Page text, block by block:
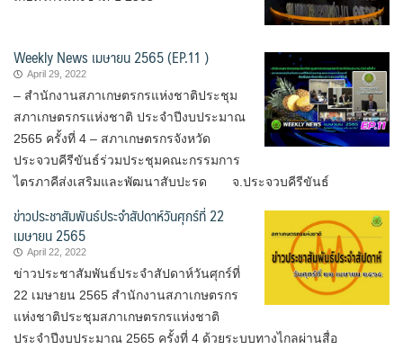
Search
for:
Weekly News เมษายน 2565 (EP.11 )
April 29, 2022
– สำนักงานสภาเกษตรกรแห่งชาติประชุม
สภาเกษตรกรแห่งชาติ ประจำปีงบประมาณ
2565 ครั้งที่ 4 – สภาเกษตรกรจังหวัด
ประจวบคีรีขันธ์ร่วมประชุมคณะกรรมการ
ไตรภาคีส่งเสริมและพัฒนาสับปะรด จ.ประจวบคีรีขันธ์
ข่าวประชาสัมพันธ์ประจำสัปดาห์วันศุกร์ที่ 22
เมษายน 2565
April 22, 2022
ข่าวประชาสัมพันธ์ประจำสัปดาห์วันศุกร์ที่
22 เมษายน 2565 สำนักงานสภาเกษตรกร
แห่งชาติประชุมสภาเกษตรกรแห่งชาติ
ประจำปีงบประมาณ 2565 ครั้งที่ 4 ด้วยระบบทางไกลผ่านสื่อ